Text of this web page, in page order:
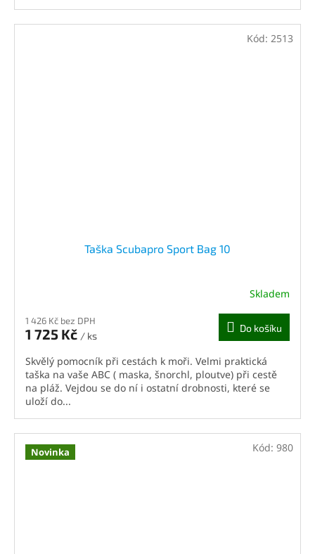
Taška Scubapro Sport Bag 10
Skladem
1 426 Kč bez DPH
1 725 Kč / ks
Do košíku
Skvělý pomocník při cestách k moři. Velmi praktická
taška na vaše ABC ( maska, šnorchl, ploutve) při cestě
na pláž. Vejdou se do ní i ostatní drobnosti, které se
uloží do...
Kód: 2513
Novinka Kód: 980